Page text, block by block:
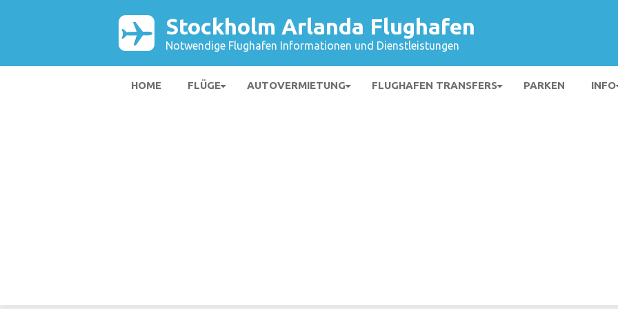
Stockholm Arlanda Flughafen
Notwendige Flughafen Informationen und Dienstleistungen
HOME FLÜGE AUTOVERMIETUNG FLUGHAFEN TRANSFERS PARKEN INFO